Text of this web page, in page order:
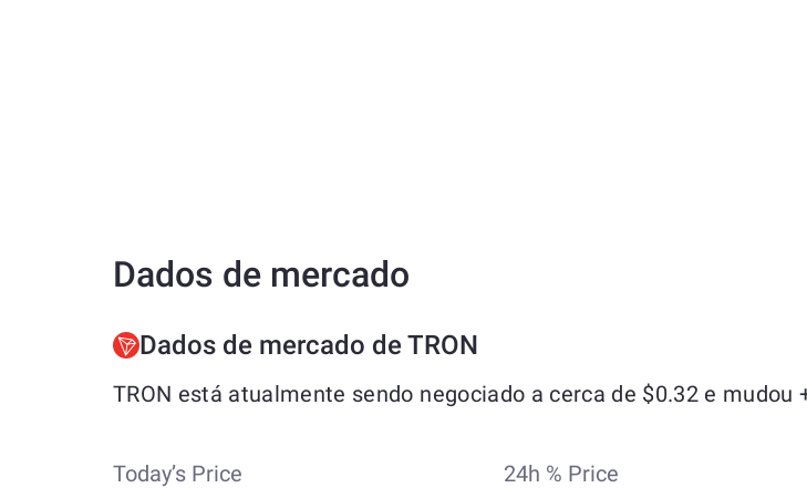
Dados de mercado
Dados de mercado de TRON
TRON está atualmente sendo negociado a cerca de $0.32 e mudou
Today’s Price 24h % Price